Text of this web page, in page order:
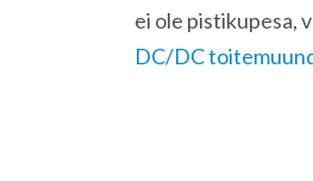
ei ole pistikupesa,
DC/DC